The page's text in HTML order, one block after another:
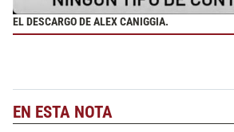
EL DESCARGO DE ALEX CANIGGIA.
EN ESTA NOTA